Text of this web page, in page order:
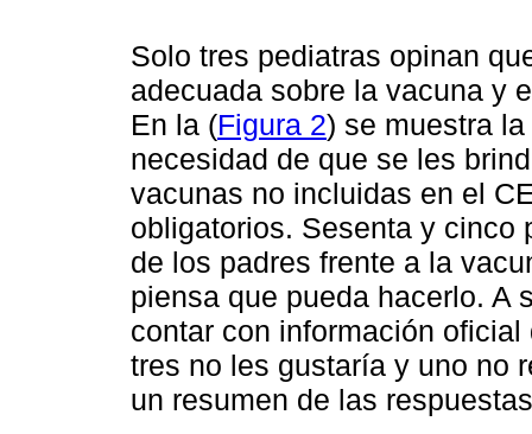
Solo tres pediatras opinan
adecuada sobre la vacuna y
En la (Figura 2) se muestra
necesidad de que se les
vacunas no incluidas en el
obligatorios. Sesenta y cinco
de los padres frente a la
piensa que pueda hacerlo. A
contar con información
tres no les gustaría y uno no
un resumen de las